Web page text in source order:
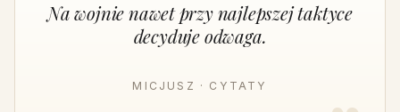
Na wojnie nawet przy najlepszej taktyce
decyduje odwaga.
MICJUSZ · CYTATY